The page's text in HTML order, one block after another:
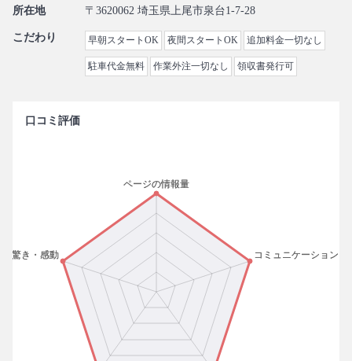
所在地 〒3620062 埼玉県上尾市泉台1-7-28
こだわり 早朝スタートOK 夜間スタートOK 追加料金一切なし
駐車代金無料 作業外注一切なし 領収書発行可
口コミ評価